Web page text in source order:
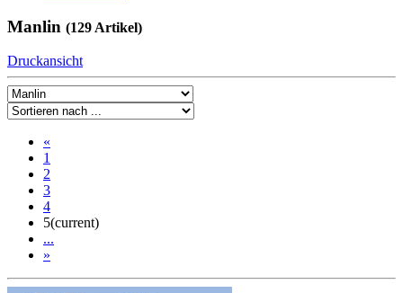
Manlin (129 Artikel)
Druckansicht
«
1
2
3
4
5(current)
...
»